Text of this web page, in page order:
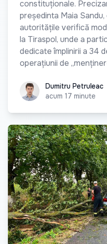
constituționale.
președinta Maia
autoritățile verifică
la Tiraspol, unde a
dedicate împlinirii a 34
operațiunii de
Dumitru Petruleac
Dumitru Petruleac
acum 17 minute